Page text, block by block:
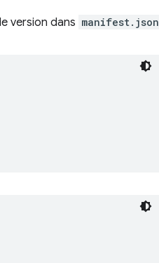
version dans manifest.json